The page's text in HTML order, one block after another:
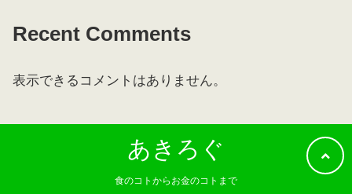
Recent Comments
表示できるコメントはありません。
あきろぐ
食のコトからお金のコトまで